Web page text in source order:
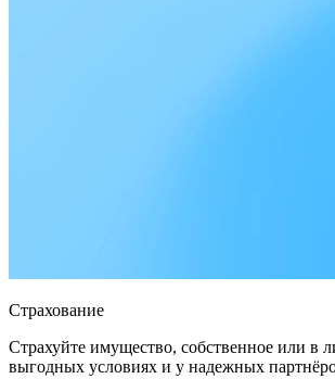
Страхование
Страхуйте имущество, собственное или в
выгодных условиях и у надежных